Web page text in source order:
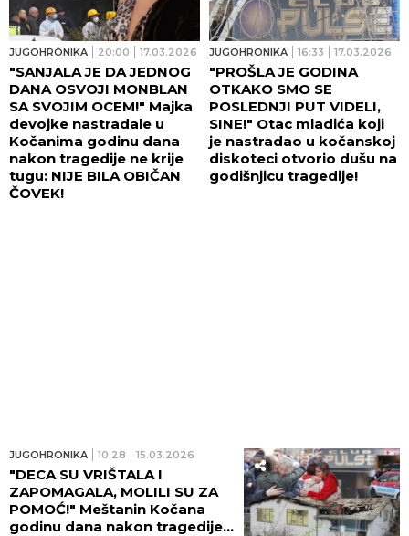
JUGOHRONIKA 20:00 17.03.2026
"SANJALA JE DA JEDNOG
DANA OSVOJI MONBLAN
SA SVOJIM OCEM!" Majka
devojke nastradale u
Kočanima godinu dana
nakon tragedije ne krije
tugu: NIJE BILA OBIČAN
ČOVEK!
JUGOHRONIKA 16:33 17.03.2026
"PROŠLA JE GODINA
OTKAKO SMO SE
POSLEDNJI PUT VIDELI,
SINE!" Otac mladića koji
je nastradao u kočanskoj
diskoteci otvorio dušu na
godišnjicu tragedije!
JUGOHRONIKA 10:28 15.03.2026
"DECA SU VRIŠTALA I
ZAPOMAGALA, MOLILI SU ZA
POMOĆ!" Meštanin Kočana
godinu dana nakon tragedije: